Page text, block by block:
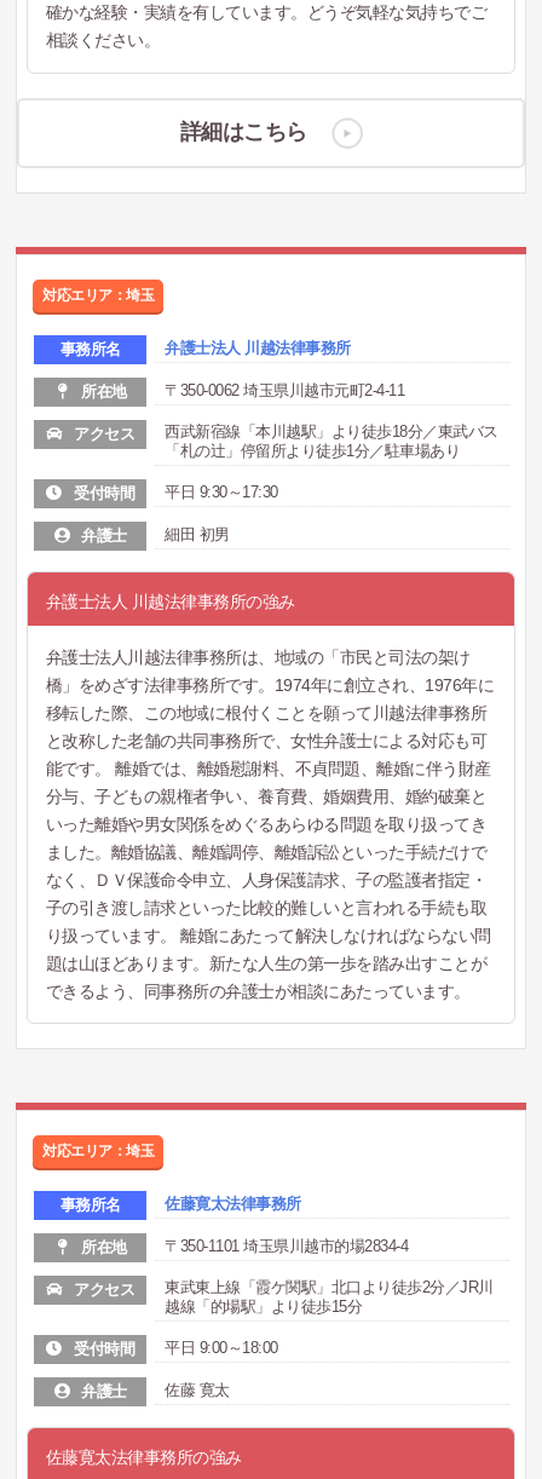
確かな経験・実績を有しています。どうぞ気軽な気持ちでご
相談ください。
詳細はこちら
対応エリア：埼玉
事務所名 弁護士法人 川越法律事務所
所在地 〒350-0062 埼玉県川越市元町2-4-11
アクセス
西武新宿線「本川越駅」より徒歩18分／東武バス
「札の辻」停留所より徒歩1分／駐車場あり
受付時間 平日 9:30～17:30
弁護士 細田 初男
弁護士法人 川越法律事務所の強み
弁護士法人川越法律事務所は、地域の「市民と司法の架け
橋」をめざす法律事務所です。1974年に創立され、1976年に
移転した際、この地域に根付くことを願って川越法律事務所
と改称した老舗の共同事務所で、女性弁護士による対応も可
能です。 離婚では、離婚慰謝料、不貞問題、離婚に伴う財産
分与、子どもの親権者争い、養育費、婚姻費用、婚約破棄と
いった離婚や男女関係をめぐるあらゆる問題を取り扱ってき
ました。離婚協議、離婚調停、離婚訴訟といった手続だけで
なく、ＤＶ保護命令申立、人身保護請求、子の監護者指定・
子の引き渡し請求といった比較的難しいと言われる手続も取
り扱っています。 離婚にあたって解決しなければならない問
題は山ほどあります。新たな人生の第一歩を踏み出すことが
できるよう、同事務所の弁護士が相談にあたっています。
対応エリア：埼玉
事務所名 佐藤寛太法律事務所
所在地 〒350-1101 埼玉県川越市的場2834-4
アクセス
東武東上線「霞ケ関駅」北口より徒歩2分／JR川
越線「的場駅」より徒歩15分
受付時間 平日 9:00～18:00
弁護士 佐藤 寛太
佐藤寛太法律事務所の強み